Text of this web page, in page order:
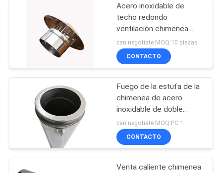
PRIVACY
POLICY
Puerta de la ráfaga
de la eliminación del
polvo
Apagadores de la
zona del conducto
72
Acero inoxidable de
techo redondo
ventilación chimenea
cuencas de 150 mm para
chimenea al aire libre
can negotiate MOQ:10 piezas
CONTACTO
Fuego de la estufa de la
chimenea de acero
inoxidable de doble
pared con sistema de
bloqueo de torsión
can negotiate MOQ:PC 1
CONTACTO
Venta caliente chimenea